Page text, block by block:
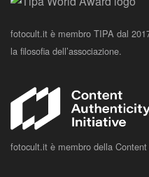
fotocult.it è membro TIPA dal
la filosofia dell’associazione.
fotocult.it è membro della